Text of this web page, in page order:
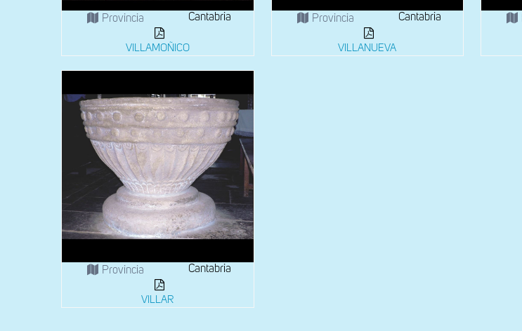
Provincia Cantabria
VILLAMOÑICO
Provincia Cantabria
VILLANUEVA
Provincia Cantabria
VILLAR